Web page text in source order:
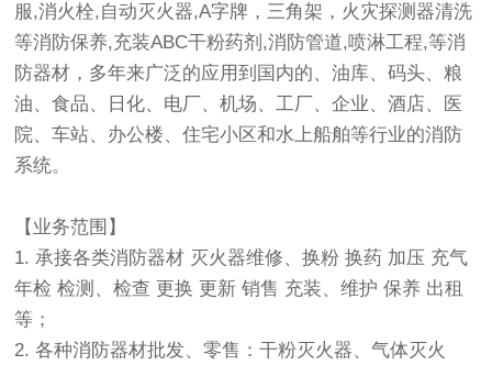
服,消火栓,自动灭火器,A字牌，三角架，火灾探测器清洗
等消防保养,充装ABC干粉药剂,消防管道,喷淋工程,等消
防器材，多年来广泛的应用到国内的、油库、码头、粮
油、食品、日化、电厂、机场、工厂、企业、酒店、医
院、车站、办公楼、住宅小区和水上船舶等行业的消防
系统。
【业务范围】
1. 承接各类消防器材 灭火器维修、换粉 换药 加压 充气
年检 检测、检查 更换 更新 销售 充装、维护 保养 出租
等；
2. 各种消防器材批发、零售：干粉灭火器、气体灭火